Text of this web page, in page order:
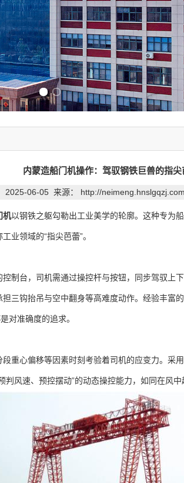
内蒙造船门机操作：驾驭钢铁巨兽的指尖
2025-06-05 来源： http://
机以钢铁之躯勾勒出工业美学的轮廓。这种专为
业领域的“指尖芭蕾”。
制台，司机需通过操控杆与按钮，同步驾驭上
三钩抬吊与空中翻身等高难度动作。经验丰富
对准确度的追求。
心偏移等因素时刻考验着司机的应变力。采
风速、预控摆动”的动态操控能力，如同在风